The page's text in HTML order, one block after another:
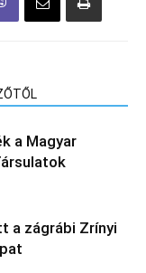
a Magyar
a zágrábi Zrínyi